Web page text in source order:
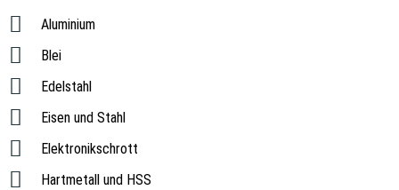
Aluminium
Blei
Edelstahl
Eisen und Stahl
Elektronikschrott
Hartmetall und HSS